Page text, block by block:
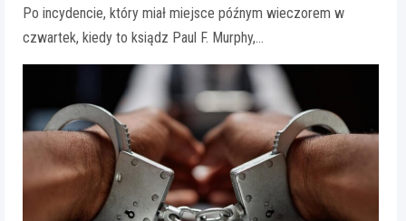
Po incydencie, który miał miejsce późnym wieczorem w
czwartek, kiedy to ksiądz Paul F. Murphy,…